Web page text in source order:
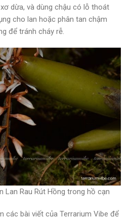
dừa, và dùng chậu có lỗ thoát
cho lan hoặc phân tan chậm
để tránh cháy rễ.
Lan Rau Rút Hồng trong hồ cạn
các bài viết của Terrarium Vibe để